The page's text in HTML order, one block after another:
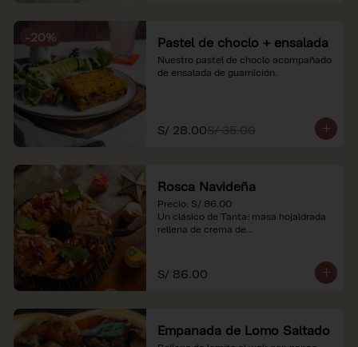
-20% Pastel de choclo + ensalada
Nuestro pastel de choclo acompañado
de ensalada de guarnición.
S/ 28.00S/ 35.00
Rosca Navideña
Precio: S/ 86.00
Un clásico de Tanta: masa hojaldrada
rellena de crema de
*Nuestros precios están expresados en
soles e incluyen impuestos de ley y
S/ 86.00
Empanada de Lomo Saltado